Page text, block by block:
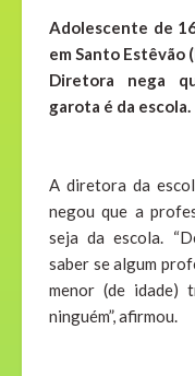
Adolescente de
em Santo Estêvão
Diretora nega
garota é da escola.
A diretora da
negou que a
seja da escola.
saber se algum
menor (de idade)
ninguém”, afirmou.